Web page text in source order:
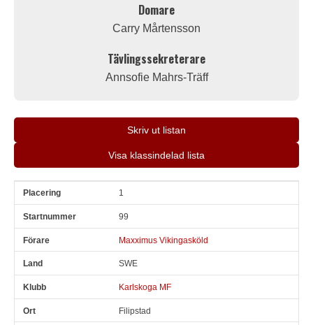
Domare
Carry Mårtensson
Tävlingssekreterare
Annsofie Mahrs-Träff
Skriv ut listan
Visa klassindelad lista
Pl Snr 1
99
Maxximus Vikingasköld
SWE
Karlskoga MF
Filipstad